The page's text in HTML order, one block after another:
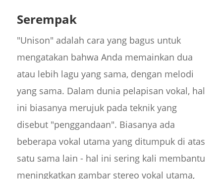
Serempak
"Unison" adalah cara yang bagus untuk
mengatakan bahwa Anda memainkan dua
atau lebih lagu yang sama, dengan melodi
yang sama. Dalam dunia pelapisan vokal, hal
ini biasanya merujuk pada teknik yang
disebut "penggandaan". Biasanya ada
beberapa vokal utama yang ditumpuk di atas
satu sama lain - hal ini sering kali membantu
meningkatkan gambar stereo vokal utama,